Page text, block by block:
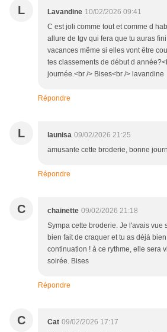
L Lavandine 10/02/2026 09:41
C est joli comme tout et comme d
allure de tgv qui fera que tu auras
vacances même si elles vont être
tes classements de début d
journée.<br /> Bises<br /> lavandine
Répondre
L launisa 09/02/2026 21:25
amusante cette broderie, bonne
Répondre
C chainette 09/02/2026 21:18
Sympa cette broderie. Je l'avais vue
bien fait de craquer et tu as déjà
continuation ! à ce rythme, elle sera
soirée. Bises
Répondre
C Cat 09/02/2026 17:17